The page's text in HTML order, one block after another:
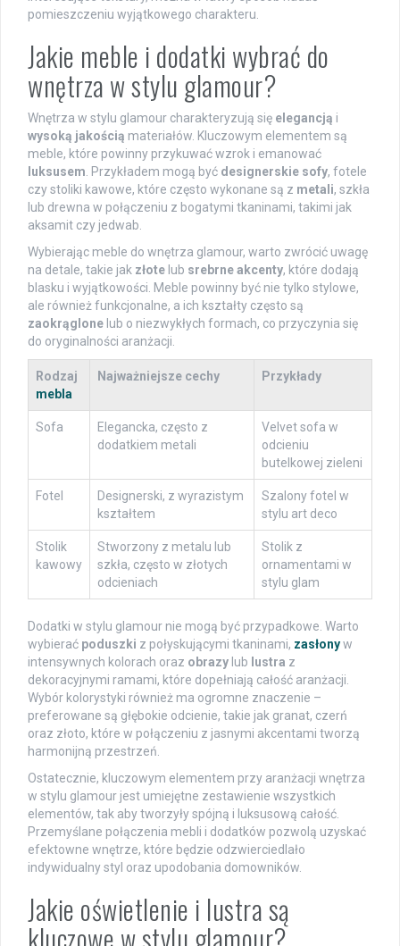
pomieszczeniu wyjątkowego charakteru.
Jakie meble i dodatki wybrać do
wnętrza w stylu glamour?
Wnętrza w stylu glamour charakteryzują się elegancją i
wysoką jakością materiałów. Kluczowym elementem są
meble, które powinny przykuwać wzrok i emanować
luksusem. Przykładem mogą być designerskie sofy, fotele
czy stoliki kawowe, które często wykonane są z metali, szkła
lub drewna w połączeniu z bogatymi tkaninami, takimi jak
aksamit czy jedwab.
Wybierając meble do wnętrza glamour, warto zwrócić uwagę
na detale, takie jak złote lub srebrne akcenty, które dodają
blasku i wyjątkowości. Meble powinny być nie tylko stylowe,
ale również funkcjonalne, a ich kształty często są
zaokrąglone lub o niezwykłych formach, co przyczynia się
do oryginalności aranżacji.
Rodzaj
mebla
Najważniejsze cechy Przykłady
Sofa
Elegancka, często z
dodatkiem metali
Velvet sofa w
odcieniu
butelkowej zieleni
Fotel
Designerski, z wyrazistym
kształtem
Szalony fotel w
stylu art deco
Stolik
kawowy
Stworzony z metalu lub
szkła, często w złotych
odcieniach
Stolik z
ornamentami w
stylu glam
Dodatki w stylu glamour nie mogą być przypadkowe. Warto
wybierać poduszki z połyskującymi tkaninami, zasłonyw
intensywnych kolorach oraz obrazy lub lustra z
dekoracyjnymi ramami, które dopełniają całość aranżacji.
Wybór kolorystyki również ma ogromne znaczenie –
preferowane są głębokie odcienie, takie jak granat, czerń
oraz złoto, które w połączeniu z jasnymi akcentami tworzą
harmonijną przestrzeń.
Ostatecznie, kluczowym elementem przy aranżacji wnętrza
w stylu glamour jest umiejętne zestawienie wszystkich
elementów, tak aby tworzyły spójną i luksusową całość.
Przemyślane połączenia mebli i dodatków pozwolą uzyskać
efektowne wnętrze, które będzie odzwierciedlało
indywidualny styl oraz upodobania domowników.
Jakie oświetlenie i lustra są